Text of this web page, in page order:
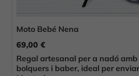
Moto Bebé Nena
69,00 €
Regal artesanal per a nadó
bolquers i baber, ideal per